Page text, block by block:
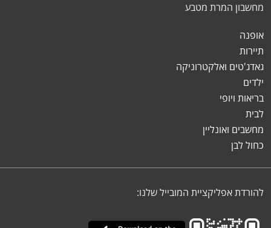
מחשבון המרת מטבע
אופנה
תיירות
גאדג'טים ואלקטרוניקה
ילדים
בריאות ויופי
לבית
מחשבים ואונליין
כחול לבן
להורדת אפליקציית המובייל שלנו: